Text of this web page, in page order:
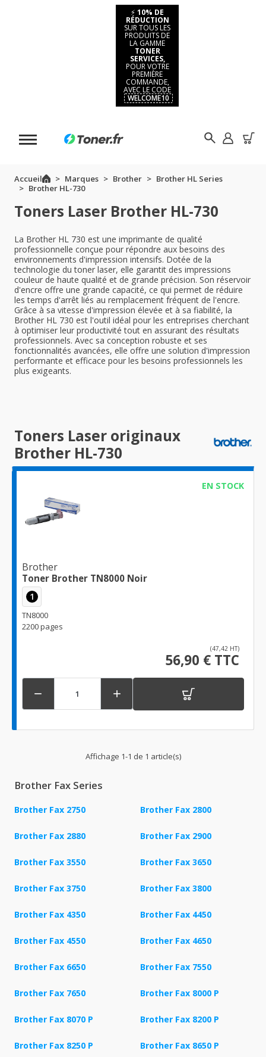
⚡ 10% DE
RÉDUCTION
SUR TOUS LES
PRODUITS DE
LA GAMME
TONER
SERVICES,
POUR VOTRE
PREMIÈRE
COMMANDE,
AVEC LE CODE
WELCOME10
Accueil Marques Brother
Brother HL Series
Brother HL-730
Toners Laser Brother HL-730
La Brother HL 730 est une imprimante de qualité
professionnelle conçue pour répondre aux besoins des
environnements d'impression intensifs. Dotée de la
technologie du toner laser, elle garantit des impressions
couleur de haute qualité et de grande précision. Son réservoir
d'encre offre une grande capacité, ce qui permet de réduire
les temps d'arrêt liés au remplacement fréquent de l'encre.
Grâce à sa vitesse d'impression élevée et à sa fiabilité, la
Brother HL 730 est l'outil idéal pour les entreprises cherchant
à optimiser leur productivité tout en assurant des résultats
professionnels. Avec sa conception robuste et ses
fonctionnalités avancées, elle offre une solution d'impression
performante et efficace pour les besoins professionnels les
plus exigeants.
Toners Laser originaux
Brother HL-730
EN STOCK
Brother
Toner Brother TN8000 Noir
1
TN8000
2200 pages
(47,42 HT)
56,90 € TTC
 
Affichage 1-1 de 1 article(s)
Brother Fax Series
Brother Fax 2750 Brother Fax 2800
Brother Fax 2880 Brother Fax 2900
Brother Fax 3550 Brother Fax 3650
Brother Fax 3750 Brother Fax 3800
Brother Fax 4350 Brother Fax 4450
Brother Fax 4550 Brother Fax 4650
Brother Fax 6650 Brother Fax 7550
Brother Fax 7650 Brother Fax 8000 P
Brother Fax 8070 P Brother Fax 8200 P
Brother Fax 8250 P Brother Fax 8650 P